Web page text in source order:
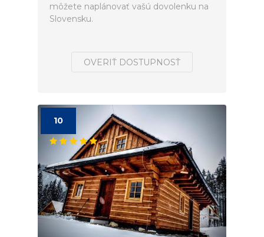
môžete naplánovať vašú dovolenku na
Slovensku.
OVERIŤ DOSTUPNOSŤ
10